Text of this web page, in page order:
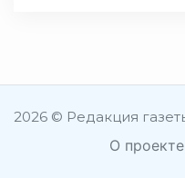
2026 © Редакция
О проекте